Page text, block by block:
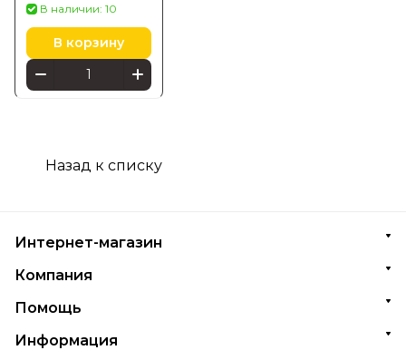
В наличии: 10
В корзину
Назад к списку
Интернет-магазин
Компания
Помощь
Информация